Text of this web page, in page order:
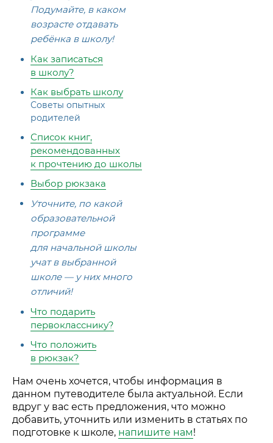
Подумайте, в каком
возрасте отдавать
ребёнка в школу!
Как записаться
в школу?
Как выбрать школу
Советы опытных
родителей
Список книг,
рекомендованных
к прочтению до школы
Выбор рюкзака
Уточните, по какой
образовательной
программе
для начальной школы
учат в выбранной
школе — у них много
отличий!
Что подарить
первокласснику?
Что положить
в рюкзак?
Нам очень хочется, чтобы информация в
данном путеводителе была актуальной. Если
вдруг у вас есть предложения, что можно
добавить, уточнить или изменить в статьях по
подготовке к школе, напишите нам!